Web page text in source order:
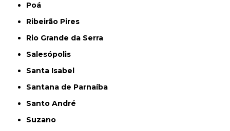
Poá
Ribeirão Pires
Rio Grande da Serra
Salesópolis
Santa Isabel
Santana de Parnaíba
Santo André
Suzano